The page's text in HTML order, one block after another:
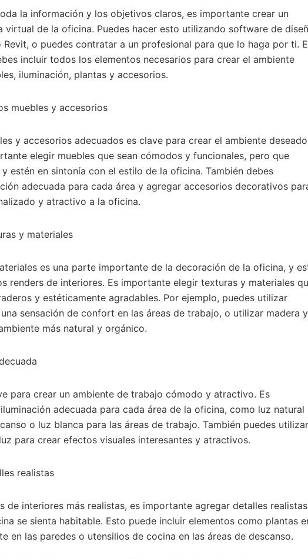
la información y los objetivos claros, es importante crear un
virtual de la oficina. Puedes hacer esto utilizando software de
o puedes contratar a un profesional para que lo haga por ti.
incluir todos los elementos necesarios para crear el ambiente
iluminación, plantas y accesorios.
muebles y accesorios
y accesorios adecuados es clave para crear el ambiente deseado
elegir muebles que sean cómodos y funcionales, pero que
estén en sintonía con el estilo de la oficina. También debes
adecuada para cada área y agregar accesorios decorativos
y atractivo a la oficina.
y materiales
es una parte importante de la decoración de la oficina, y
renders de interiores. Es importante elegir texturas y materiales
y estéticamente agradables. Por ejemplo, puedes utilizar
sensación de confort en las áreas de trabajo, o utilizar madera y
más natural y orgánico.
para crear un ambiente de trabajo cómodo y atractivo. Es
adecuada para cada área de la oficina, como luz natural
o luz blanca para las áreas de trabajo. También puedes utilizar
para crear efectos visuales interesantes y atractivos.
realistas
de interiores más realistas, es importante agregar detalles realistas
se sienta habitable. Esto puede incluir elementos como plantas
en las paredes o utensilios de cocina en las áreas de descanso.